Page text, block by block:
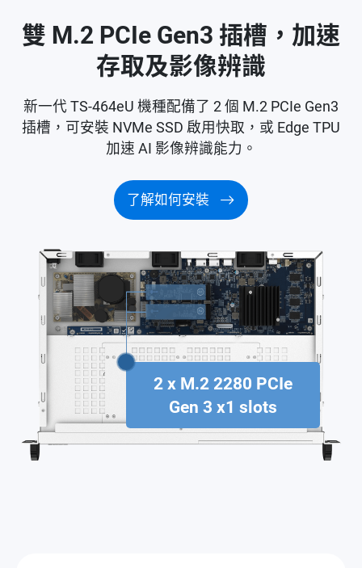
雙 M.2 PCIe Gen3 插槽，加速
存取及影像辨識
新一代 TS-464eU 機種配備了 2 個 M.2 PCIe Gen3
插槽，可安裝 NVMe SSD 啟用快取，或 Edge TPU
加速 AI 影像辨識能力。
了解如何安裝
2 x M.2 2280 PCIe
Gen 3 x1 slots